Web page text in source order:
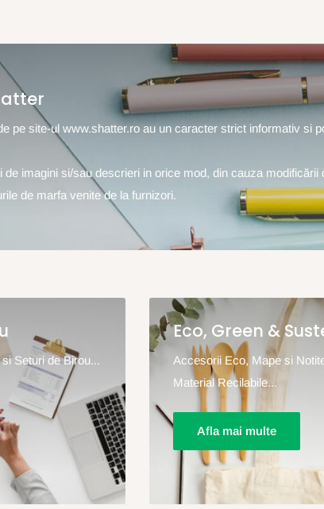
pe site-ul www.shatter.ro au un caracter strict informativ
de imagini si/sau descrieri in orice mod, din cauza
de marfa venite de la furnizori.
Seturi de Birou...
Eco, Green &
Accesorii Eco, Mape si
Material Recilabile...
Afla mai multe